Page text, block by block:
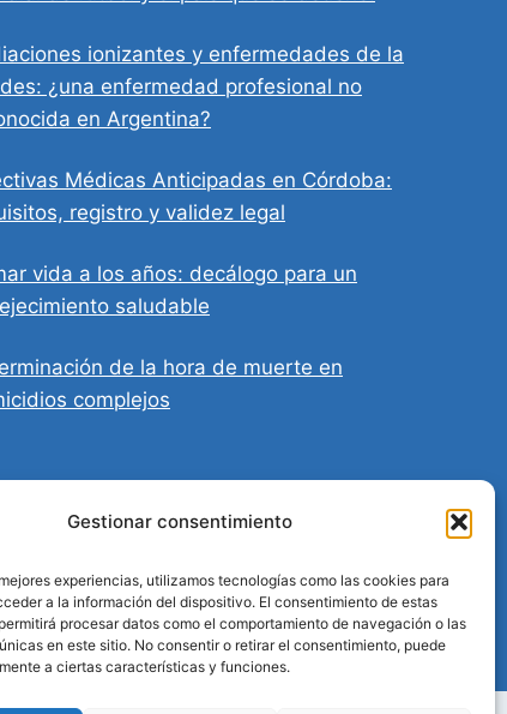
Gestionar consentimiento
experiencias, utilizamos tecnologías como las cookies para
a la información del dispositivo. El consentimiento de estas
procesar datos como el comportamiento de navegación o las
en este sitio. No consentir o retirar el consentimiento, puede
a ciertas características y funciones.
ionizantes y enfermedades de la
¿una enfermedad profesional no
en Argentina?
Médicas Anticipadas en Córdoba:
registro y validez legal
vida a los años: decálogo para un
saludable
de la hora de muerte en
complejos